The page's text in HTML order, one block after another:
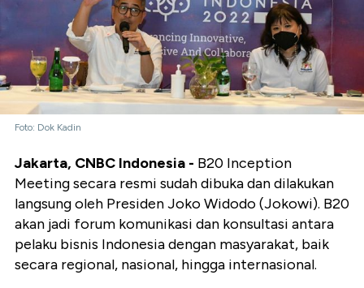
Foto: Dok Kadin
Jakarta, CNBC Indonesia - B20 Inception
Meeting secara resmi sudah dibuka dan dilakukan
langsung oleh Presiden Joko Widodo (Jokowi). B20
akan jadi forum komunikasi dan konsultasi antara
pelaku bisnis Indonesia dengan masyarakat, baik
secara regional, nasional, hingga internasional.